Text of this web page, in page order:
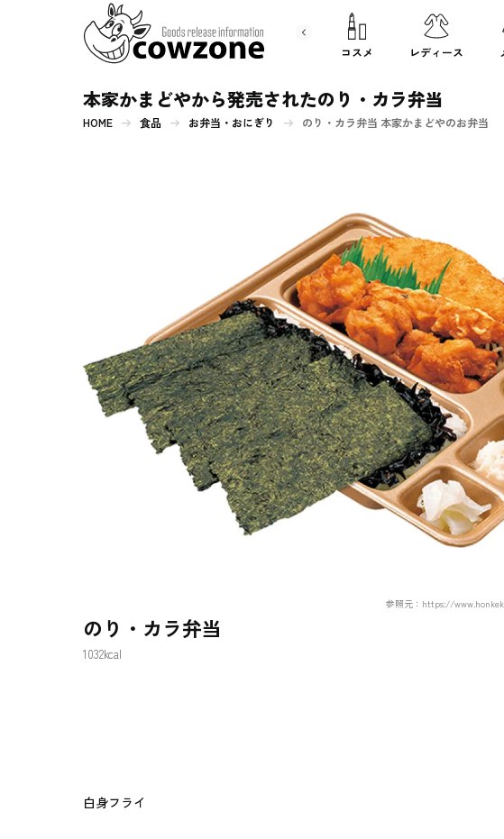
書 籍 文房具 コスメ レディース
本家かまどやから発売されたのり・カラ弁当
HOME 食品 お弁当・おにぎり のり・カラ弁当 本家かまどやのお弁当
参照元：https://
のり・カラ弁当
1032kcal
白身フライ